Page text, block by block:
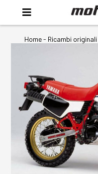
Home- Ricambi originali